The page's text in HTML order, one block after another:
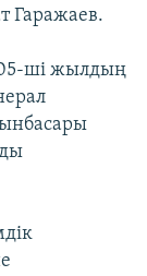
Гаражаев.
ші жылдың